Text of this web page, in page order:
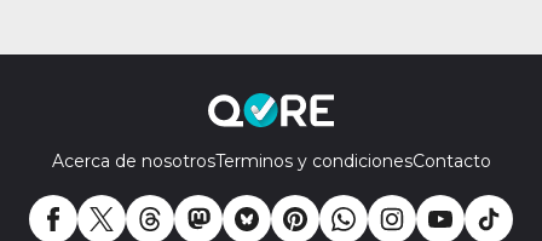
Acerca de nosotrosTerminos y condicionesContacto